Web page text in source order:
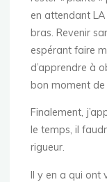
en attendant
bras. Revenir
espérant faire
d’apprendre à
bon moment
Finalement,
le temps, il
rigueur.
Il y en a qui ont